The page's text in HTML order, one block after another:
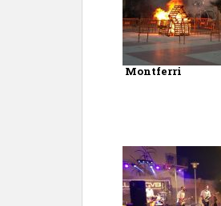
Montferri